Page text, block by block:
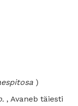
)
, Avaneb täiesti